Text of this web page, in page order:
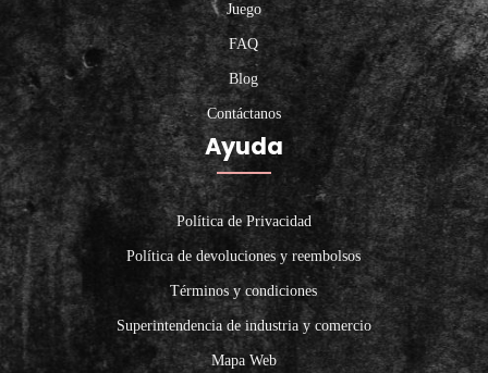
Juego
FAQ
Blog
Contáctanos
Ayuda
Política de Privacidad
Política de devoluciones y reembolsos
Términos y condiciones
Superintendencia de industria y comercio
Mapa Web